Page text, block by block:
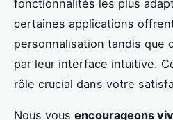
fonctionnalités les plus
certaines applications
personnalisation tandis que
par leur interface intuitive.
rôle crucial dans votre
Nous vous encourageons